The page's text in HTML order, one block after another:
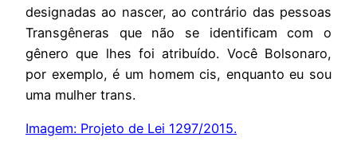
designadas ao nascer, ao contrário das pessoas
Transgêneras que não se identificam com o
gênero que lhes foi atribuído. Você Bolsonaro,
por exemplo, é um homem cis, enquanto eu sou
uma mulher trans.
Imagem: Projeto de Lei 1297/2015.